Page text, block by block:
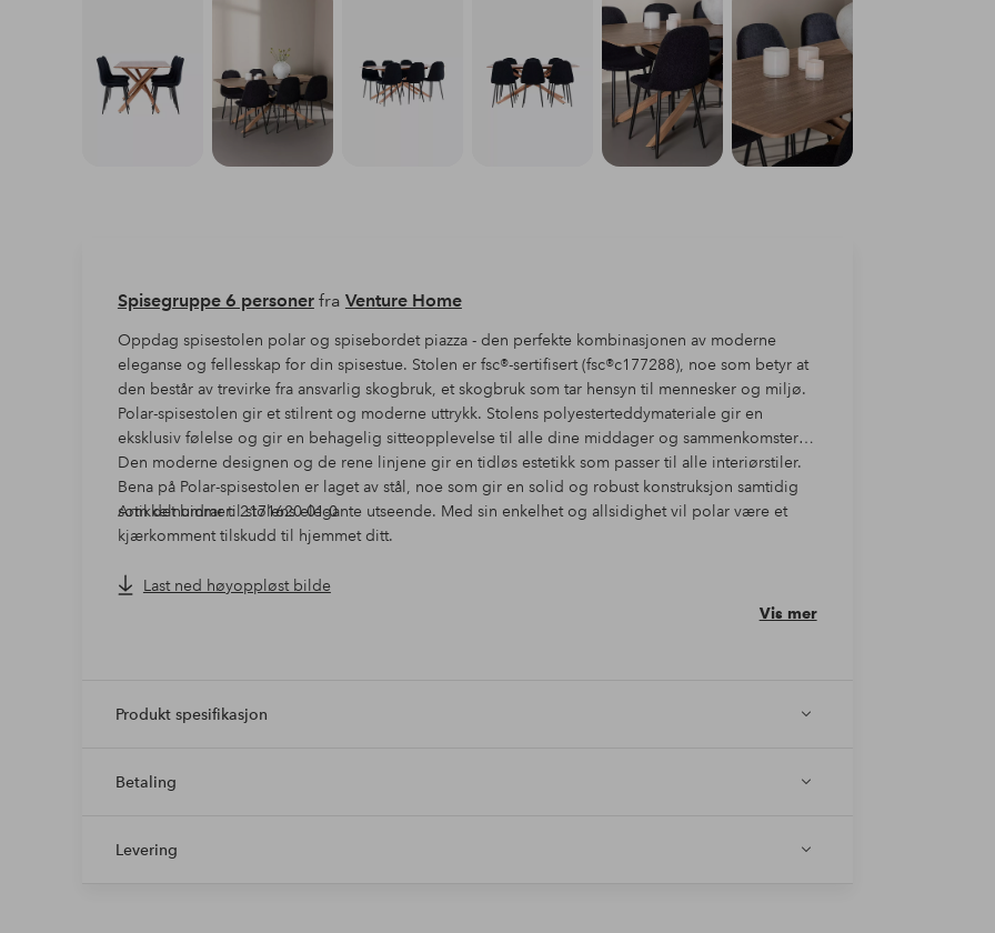
Spisegruppe 6 personerfra Venture Home
Oppdag spisestolen polar og spisebordet piazza - den perfekte kombinasjonen av moderne
eleganse og fellesskap for din spisestue. Stolen er fsc®-sertifisert (fsc®c177288), noe som betyr at
den består av trevirke fra ansvarlig skogbruk, et skogbruk som tar hensyn til mennesker og miljø.
Polar-spisestolen gir et stilrent og moderne uttrykk. Stolens polyesterteddymateriale gir en
eksklusiv følelse og gir en behagelig sitteopplevelse til alle dine middager og sammenkomster.
Den moderne designen og de rene linjene gir en tidløs estetikk som passer til alle interiørstiler.
Bena på Polar-spisestolen er laget av stål, noe som gir en solid og robust konstruksjon samtidig
som det bidrar til stolens elegante utseende. Med sin enkelhet og allsidighet vil polar være et
kjærkomment tilskudd til hjemmet ditt.
Artikkelnummer: 2171620-01-0
Last ned høyoppløst bilde
Vis mer
Produkt spesifikasjon
Betaling
Levering